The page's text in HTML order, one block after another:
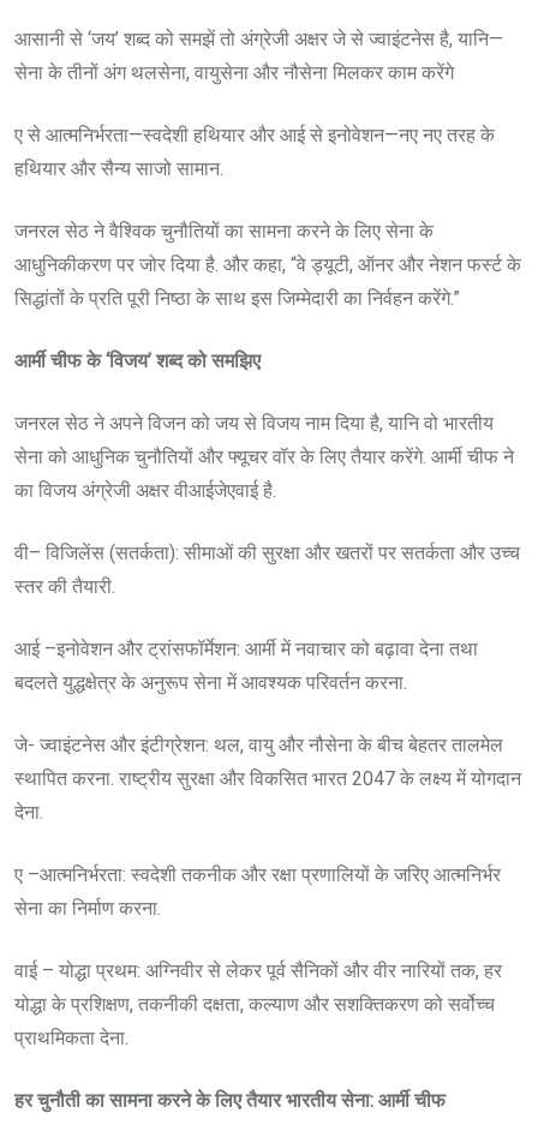
आसानी से ‘जय’ शब्द को समझें तो अंग्रेजी अक्षर जे से ज्वाइंटनेस है, यानि—
सेना के तीनों अंग थलसेना, वायुसेना और नौसेना मिलकर काम करेंगे
ए से आत्मनिर्भरता—स्वदेशी हथियार और आई से इनोवेशन—नए नए तरह के
हथियार और सैन्य साजो सामान.
जनरल सेठ ने वैश्विक चुनौतियों का सामना करने के लिए सेना के
आधुनिकीकरण पर जोर दिया है. और कहा, “वे ड्यूटी, ऑनर और नेशन फर्स्ट के
सिद्धांतों के प्रति पूरी निष्ठा के साथ इस जिम्मेदारी का निर्वहन करेंगे.”
आर्मी चीफ के‘विजय’ शब्द को समझिए
जनरल सेठ ने अपने विजन को जय से विजय नाम दिया है, यानि वो भारतीय
सेना को आधुनिक चुनौतियों और फ्यूचर वॉर के लिए तैयार करेंगे. आर्मी चीफ ने
का विजय अंग्रेजी अक्षर वीआईजेएवाई है.
वी– विजिलेंस (सतर्कता): सीमाओं की सुरक्षा और खतरों पर सतर्कता और उच्च
स्तर की तैयारी.
आई –इनोवेशन और ट्रांसफॉर्मेशन: आर्मी में नवाचार को बढ़ावा देना तथा
बदलते युद्धक्षेत्र के अनुरूप सेना में आवश्यक परिवर्तन करना.
जे- ज्वाइंटनेस और इंटीग्रेशन: थल, वायु और नौसेना के बीच बेहतर तालमेल
स्थापित करना. राष्ट्रीय सुरक्षा और विकसित भारत 2047 के लक्ष्य में योगदान
देना.
ए –आत्मनिर्भरता: स्वदेशी तकनीक और रक्षा प्रणालियों के जरिए आत्मनिर्भर
सेना का निर्माण करना.
वाई – योद्धा प्रथम: अग्निवीर से लेकर पूर्व सैनिकों और वीर नारियों तक, हर
योद्धा के प्रशिक्षण, तकनीकी दक्षता, कल्याण और सशक्तिकरण को सर्वोच्च
प्राथमिकता देना.
हर चुनौती का सामना करने के लिए तैयार भारतीय सेना: आर्मी चीफ